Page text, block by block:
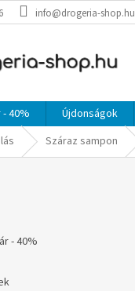
info@drogeria-shop.hu
40% Újdonságok
Száraz sampon
- 40%